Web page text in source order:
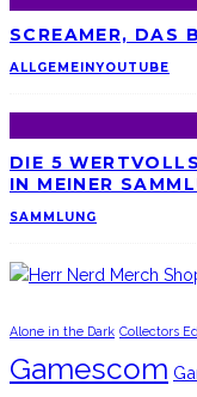
SCREAMER, DAS
ALLGEMEINYOUTUBE
DIE 5
IN MEINER
SAMMLUNG
Alone in the Dark Collectors
Gamescom